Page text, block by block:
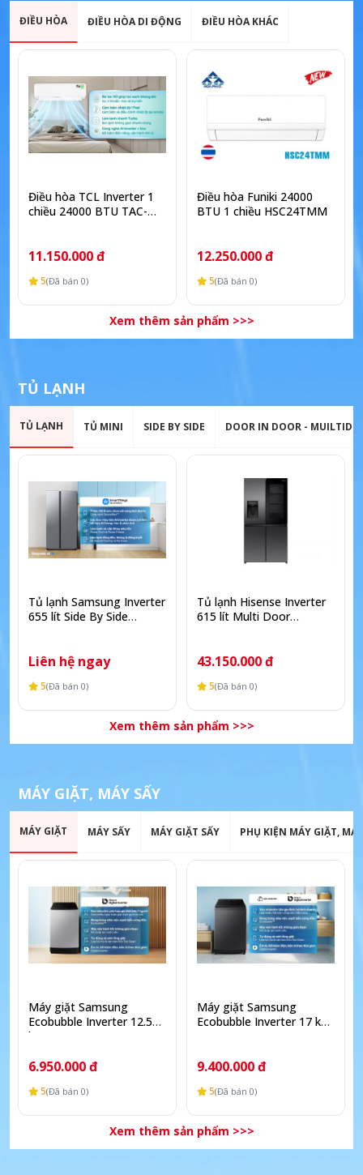
ĐIỀU HÒA ĐIỀU HÒA DI ĐỘNG ĐIỀU HÒA KHÁC
Điều hòa TCL Inverter 1
chiều 24000 BTU TAC-
11.150.000 đ
5(Đã bán 0)
Điều hòa Funiki 24000
BTU 1 chiều HSC24TMM
12.250.000 đ
5(Đã bán 0)
Xem thêm sản phẩm >>>
TỦ LẠNH
TỦ LẠNH TỦ MINI SIDE BY SIDE DOOR IN DOOR -
Tủ lạnh Samsung Inverter
655 lít Side By Side
Liên hệ ngay
5(Đã bán 0)
Tủ lạnh Hisense Inverter
615 lít Multi Door
43.150.000 đ
5(Đã bán 0)
Xem thêm sản phẩm >>>
MÁY GIẶT, MÁY SẤY
MÁY GIẶT MÁY SẤY MÁY GIẶT SẤY PHỤ KIỆN MÁY GIẶT,
Máy giặt Samsung
Ecobubble Inverter 12.5
kg WA40F12E4LSV
6.950.000 đ
5(Đã bán 0)
Máy giặt Samsung
Ecobubble Inverter 17 kg
9.400.000 đ
5(Đã bán 0)
Xem thêm sản phẩm >>>